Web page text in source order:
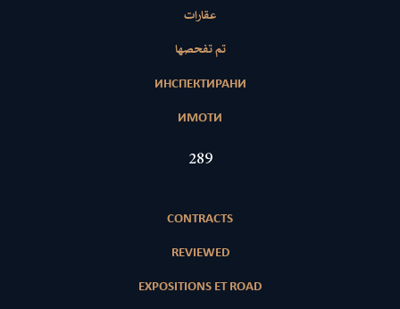
عقارات
تم تفحصها
ИНСПЕКТИРАНИ
ИМОТИ
411
CONTRACTS
REVIEWED
EXPOSITIONS ET ROAD